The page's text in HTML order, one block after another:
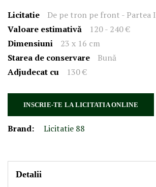
Licitatie
De pe tron pe front - Partea I
Valoare estimativă
120 - 240 €
Dimensiuni
23 x 16 cm
Starea de conservare
Bună
Adjudecat cu
130 €
INSCRIE-TE LA LICITATIA ONLINE
Brand: Licitatie 88
Detalii